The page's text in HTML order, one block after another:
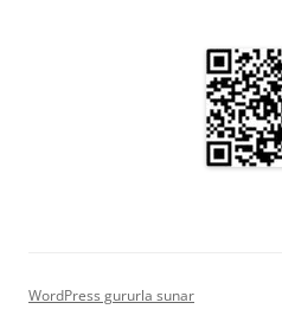
WordPress gururla sunar